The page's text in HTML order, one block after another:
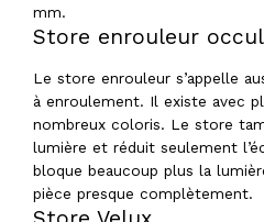
mm.
Store enrouleur
Le store enrouleur s’appelle
à enroulement. Il existe avec
nombreux coloris. Le store
lumière et réduit seulement
bloque beaucoup plus la
pièce presque complètement.